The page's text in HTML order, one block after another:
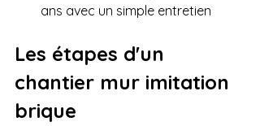
ans avec un simple entretien
Les étapes d'un
chantier mur imitation
brique